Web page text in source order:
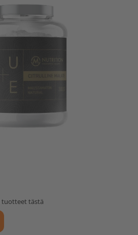
tuotteet tästä